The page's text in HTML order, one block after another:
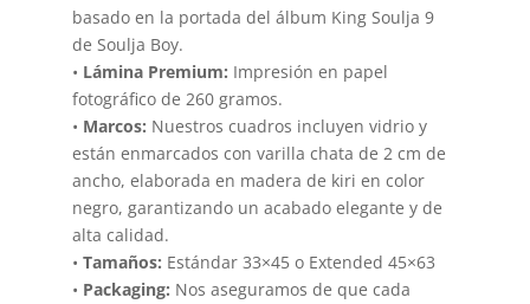
basado en la portada del álbum King Soulja 9
de Soulja Boy.
• Lámina Premium: Impresión en papel
fotográfico de 260 gramos.
• Marcos: Nuestros cuadros incluyen vidrio y
están enmarcados con varilla chata de 2 cm de
ancho, elaborada en madera de kiri en color
negro, garantizando un acabado elegante y de
alta calidad.
• Tamaños: Estándar 33×45 o Extended 45×63
• Packaging: Nos aseguramos de que cada